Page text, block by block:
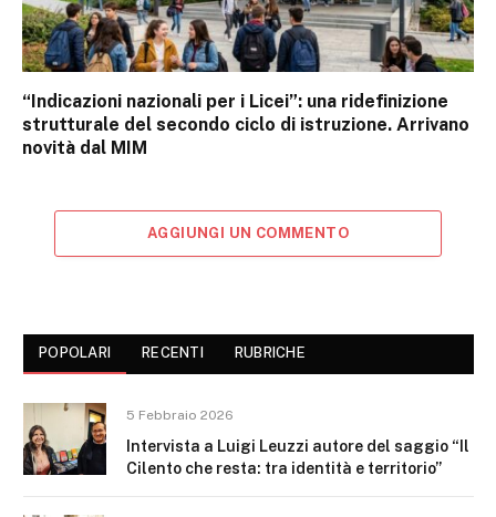
“Indicazioni nazionali per i Licei”: una ridefinizione
strutturale del secondo ciclo di istruzione. Arrivano
novità dal MIM
AGGIUNGI UN COMMENTO
POPOLARI RECENTI RUBRICHE
5 Febbraio 2026
Intervista a Luigi Leuzzi autore del saggio “Il
Cilento che resta: tra identità e territorio”